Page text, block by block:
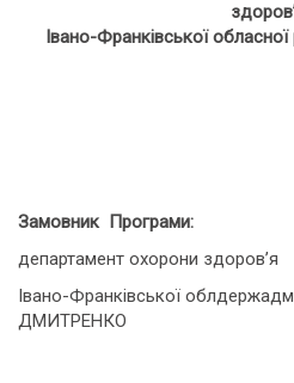
Івано-Франківської
Замовник Програми:
департамент охорони здоров’я
Івано-Франківської
ДМИТРЕНКО